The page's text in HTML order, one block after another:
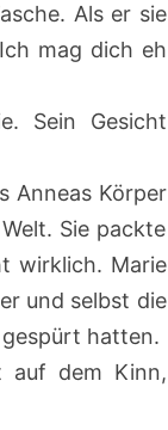
Als er sie
mag dich eh
Sein Gesicht
Anneas Körper
Sie packte
wirklich. Marie
und selbst die
hatten.
auf dem Kinn,